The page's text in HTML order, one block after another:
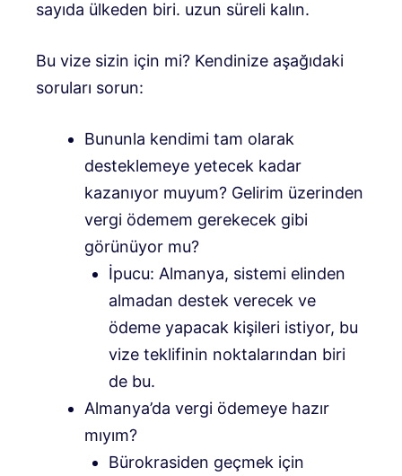
sayıda ülkeden biri. uzun süreli kalın.
Bu vize sizin için mi? Kendinize aşağıdaki
soruları sorun:
Bununla kendimi tam olarak
desteklemeye yetecek kadar
kazanıyor muyum? Gelirim üzerinden
vergi ödemem gerekecek gibi
görünüyor mu?
İpucu: Almanya, sistemi elinden
almadan destek verecek ve
ödeme yapacak kişileri istiyor, bu
vize teklifinin noktalarından biri
de bu.
Almanya’da vergi ödemeye hazır
mıyım?
Bürokrasiden geçmek için